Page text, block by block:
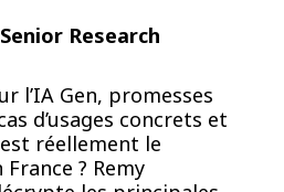
Research
l’IA Gen, promesses
d’usages concrets et
réellement le
France ? Remy